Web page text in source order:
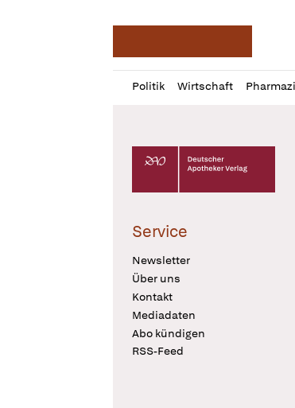
Politik Wirtschaft
Profil
öffnen
Daz
Pur
Deutscher Apotheker
Service
Newsletter
Über uns
Kontakt
Mediadaten
Abo kündigen
RSS-Feed